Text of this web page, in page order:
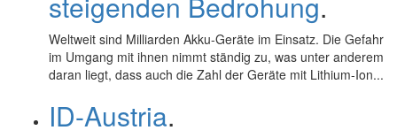
Weltweit sind Milliarden Akku-Geräte im Einsatz. Die Gefahr
im Umgang mit ihnen nimmt ständig zu, was unter anderem
daran liegt, dass auch die Zahl der Geräte mit Lithium-Ion...
ID-Austria.